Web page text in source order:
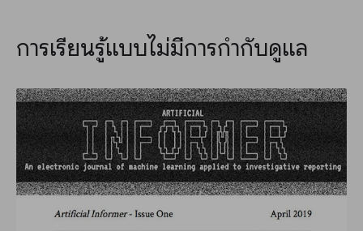
การเรียนรู้แบบไม่มีการกำกับดูแล